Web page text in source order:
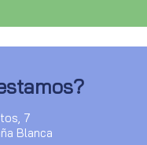
7
Blanca